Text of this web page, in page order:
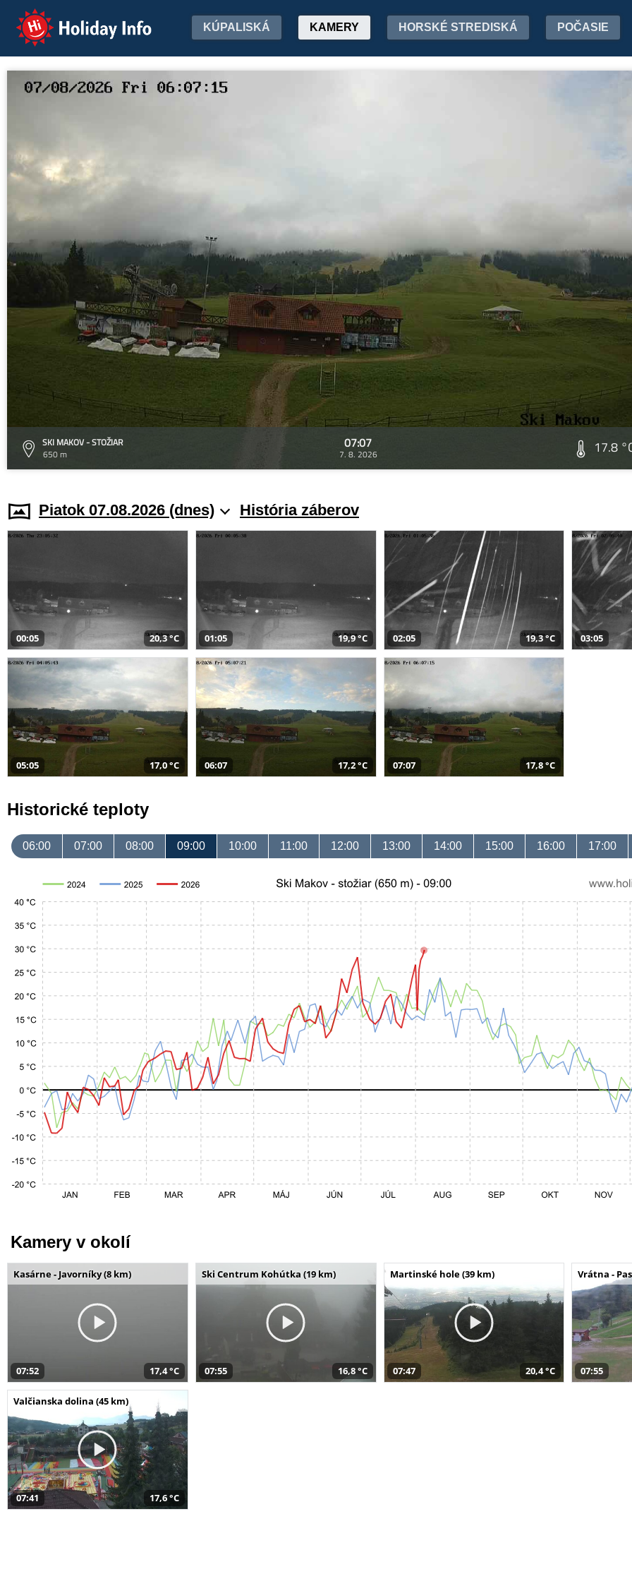
Holiday Info KÚPALISKÁ KAMERY HORSKÉ STREDISKÁ POČASIE
SKI MAKOV - STOŽIAR
650 m
07:07
7. 8. 2026 17.8
Piatok 07.08.2026 (dnes) História záberov
00:05 20,3 °C 01:05 19,9 °C 02:05 19,3 °C 03:05
05:05 17,0 °C 06:07 17,2 °C 07:07 17,8 °C
Historické teploty
06:00 07:00 08:00 09:00 10:00 11:00 12:00 13:00 14:00 15:00 16:00 17:00
Kamery v okolí
Kasárne - Javorníky (8 km)
07:52 17,4 °C
Ski Centrum Kohútka (19 km)
07:55 16,8 °C
Martinské hole (39 km)
07:47 20,4 °C
Vrátna -
07:55
Valčianska dolina (45 km)
07:41 17,6 °C